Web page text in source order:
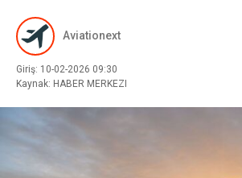
Aviationext
Giriş: 10-02-2026 09:30
Kaynak: HABER MERKEZI